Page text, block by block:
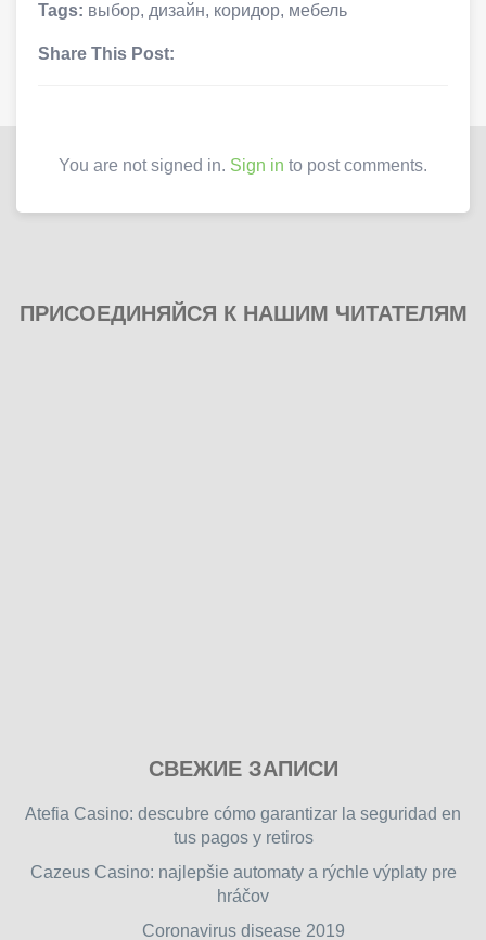
Tags: выбор, дизайн, коридор, мебель
Share This Post:
You are not signed in. Sign in to post comments.
ПРИСОЕДИНЯЙСЯ К НАШИМ ЧИТАТЕЛЯМ
free
games
СВЕЖИЕ ЗАПИСИ
Atefia Casino: descubre cómo garantizar la seguridad en
tus pagos y retiros
Cazeus Casino: najlepšie automaty a rýchle výplaty pre
hráčov
Coronavirus disease 2019